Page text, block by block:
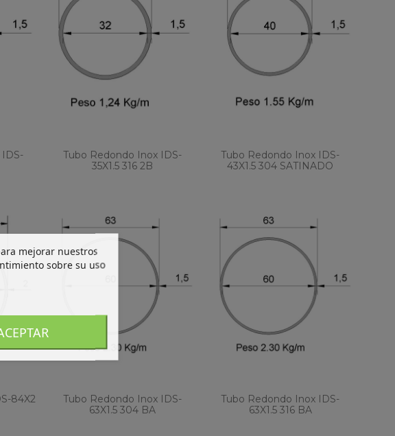
Tubo Redondo Inox IDS-
35X1.5 316 2B
Tubo Redondo Inox IDS-
43X1.5 304 SATINADO
84X2
Tubo Redondo Inox IDS-
63X1.5 304 BA
Tubo Redondo Inox IDS-
63X1.5 316 BA
mejorar nuestros
sobre su uso